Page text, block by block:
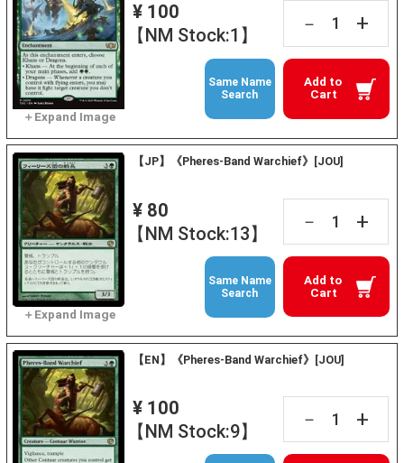
¥ 100
【NM Stock:1】
－ +
Add to
Cart
Same Name
Search
【JP】《Pheres-Band Warchief》[JOU]
¥ 80
【NM Stock:13】
－ +
Add to
Cart
Same Name
Search
【EN】《Pheres-Band Warchief》[JOU]
¥ 100
【NM Stock:9】
－ +